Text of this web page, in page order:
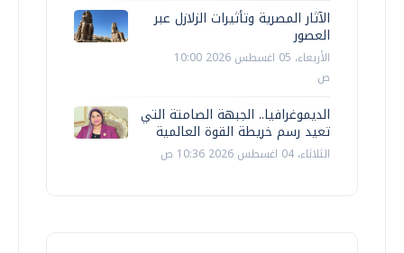
الآثار المصرية وتأثيرات الزلازل عبر
العصور
الأربعاء، 05 اغسطس 2026 10:00
ص
الديموغرافيا.. الجبهة الصامتة التي
تعيد رسم خريطة القوة العالمية
الثلاثاء، 04 اغسطس 2026 10:36 ص